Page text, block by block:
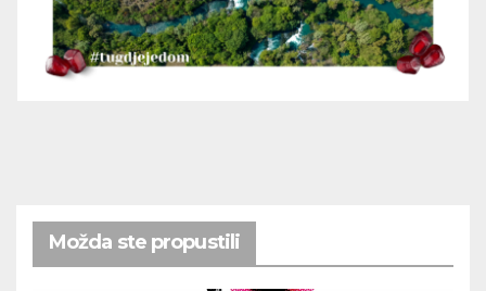
Možda ste propustili